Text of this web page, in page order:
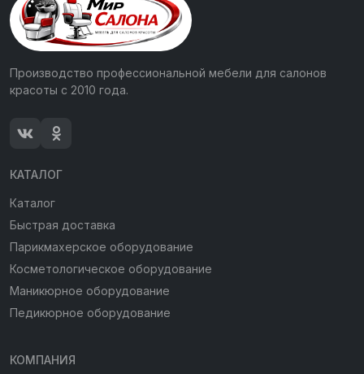
Производство профессиональной мебели для салонов
красоты с 2010 года.
КАТАЛОГ
Каталог
Быстрая доставка
Парикмахерское оборудование
Косметологическое оборудование
Маникюрное оборудование
Педикюрное оборудование
КОМПАНИЯ